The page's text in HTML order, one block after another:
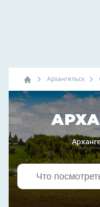
Архангельск